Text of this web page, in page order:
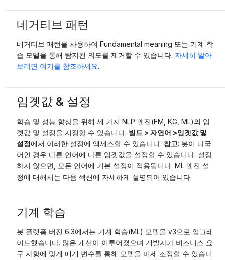
네거티브 패턴
네거티브 패턴을 사용하여 Fundamental meaning 또는 기계 학
습 모델을 통해 탐지된 의도를 제거할 수 있습니다. 자세히 알아
보려면 여기를 참조하세요.
임곗값 & 설정
학습 및 성능 향상을 위해 세 가지 NLP 엔진(FM, KG, ML)의 임
곗값 및 설정을 지정할 수 있습니다. 빌드 > 자연어 >임곗값 및
설정에서 이러한 설정에 액세스할 수 있습니다. 참고: 봇이 다국
어인 경우 다른 언어에 다른 임곗값을 설정할 수 있습니다. 설정
하지 않으면, 모든 언어에 기본 설정이 적용됩니다. ML 엔진 설
정에 대해서는 다음 섹션에 자세하게 설명되어 있습니다.
기계 학습
봇 플랫폼 버전 6.3에서는 기계 학습(ML) 모델을 v3으로 업그레
이드했습니다. 많은 개선이 이루어졌으며 개발자가 비즈니스 요
구 사항에 맞게 매개 변수를 통해 모델을 미세 조정할 수 있습니